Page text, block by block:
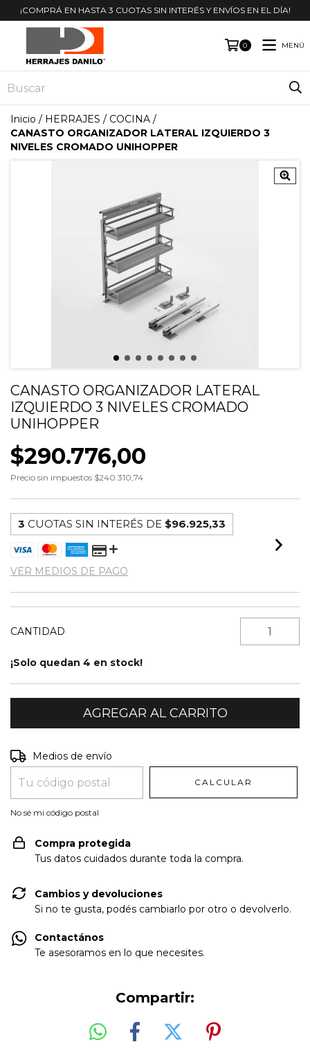
¡COMPRÁ EN HASTA 3 CUOTAS SIN INTERÉS Y ENVÍOS EN EL DÍA!
0 MENÚ
Inicio / HERRAJES / COCINA /
CANASTO ORGANIZADOR LATERAL IZQUIERDO 3
NIVELES CROMADO UNIHOPPER
CANASTO ORGANIZADOR LATERAL
IZQUIERDO 3 NIVELES CROMADO
UNIHOPPER
$290.776,00
Precio sin impuestos $240.310,74
3 CUOTAS SIN INTERÉS DE $96.925,33
VER MEDIOS DE PAGO
CANTIDAD
¡Solo quedan 4 en stock!
Entregas para el CP:
Medios de envío
CALCULAR
No sé mi código postal
Compra protegida
Tus datos cuidados durante toda la compra.
Cambios y devoluciones
Si no te gusta, podés cambiarlo por otro o devolverlo.
Contactános
Te asesoramos en lo que necesites.
Compartir: